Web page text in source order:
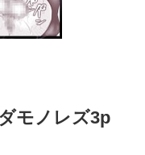
モノレズ3p